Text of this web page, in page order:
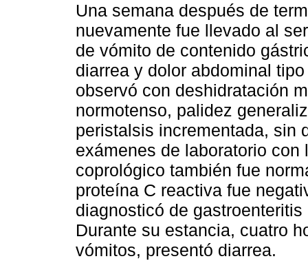
Una semana después de
nuevamente fue llevado al
de vómito de contenido
diarrea y dolor abdominal
observó con deshidratación
normotenso, palidez
peristalsis incrementada, sin
exámenes de laboratorio
coprológico también fue
proteína C reactiva fue
diagnosticó de
Durante su estancia, cuatro
vómitos, presentó diarrea.